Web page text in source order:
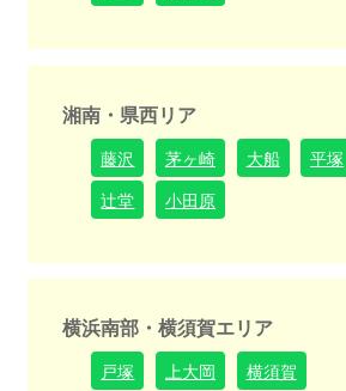
湘南・県西リア
藤沢 茅ヶ崎 大船 平塚
辻堂
小田原
横浜南部・横須賀エリア
戸塚 上大岡 横須賀